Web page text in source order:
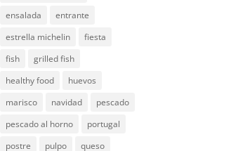
ensalada
entrante
estrella michelin
fiesta
fish
grilled fish
healthy food
huevos
marisco
navidad
pescado
pescado al horno
portugal
postre
pulpo
queso